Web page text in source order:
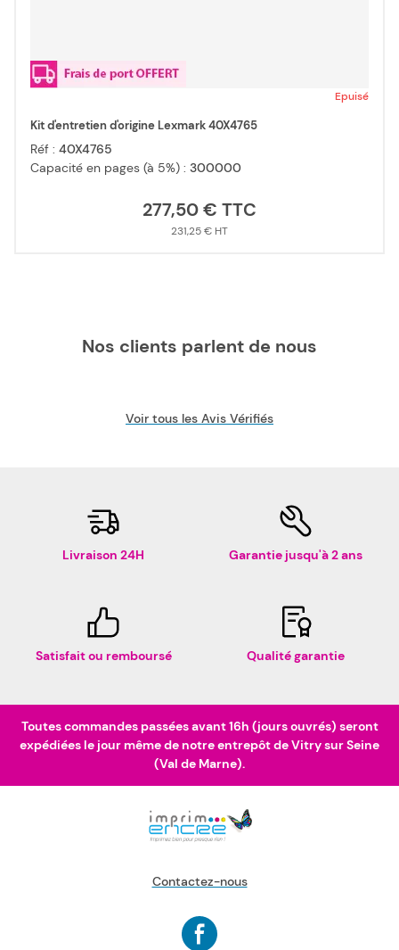
Epuisé
Kit d'entretien d'origine Lexmark 40X4765
Réf : 40X4765
Capacité en pages (à 5%) : 300000
277,50 €
231,25 €
Nos clients parlent de nous
Voir tous les Avis Vérifiés
Livraison 24H Garantie jusqu'à 2 ans
Satisfait ou remboursé Qualité garantie
Toutes commandes passées avant 16h (jours ouvrés) seront
expédiées le jour même de notre entrepôt de Vitry sur Seine
(Val de Marne).
Contactez-nous